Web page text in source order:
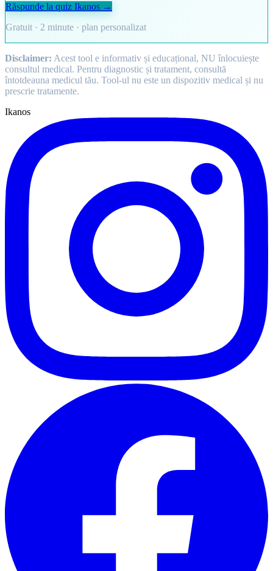
Răspunde la quiz Ikanos →
Gratuit · 2 minute · plan personalizat
Disclaimer: Acest tool e informativ și educațional, NU înlocuiește
consultul medical. Pentru diagnostic și tratament, consultă
întotdeauna medicul tău. Tool-ul nu este un dispozitiv medical și nu
prescrie tratamente.
Ikanos